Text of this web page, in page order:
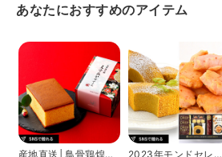
あなたにおすすめのアイテム
産地直送│鳥骨鶏煌か
2023年モンドセレク